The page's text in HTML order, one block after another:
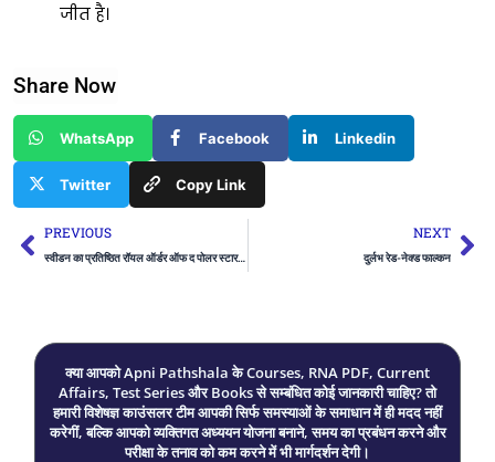
जीत है।
Share Now
WhatsApp Facebook Linkedin
Twitter Copy Link
Prev
PREVIOUS
स्वीडन का प्रतिष्ठित रॉयल ऑर्डर ऑफ द पोलर स्टार सम्मान
NEXT
दुर्लभ रेड-नेक्ड फाल्कन
क्या आपको Apni Pathshala के Courses, RNA PDF, Current
Affairs, Test Series और Books से सम्बंधित कोई जानकारी चाहिए? तो
हमारी विशेषज्ञ काउंसलर टीम आपकी सिर्फ समस्याओं के समाधान में ही मदद नहीं
करेगीं, बल्कि आपको व्यक्तिगत अध्ययन योजना बनाने, समय का प्रबंधन करने और
परीक्षा के तनाव को कम करने में भी मार्गदर्शन देगी।